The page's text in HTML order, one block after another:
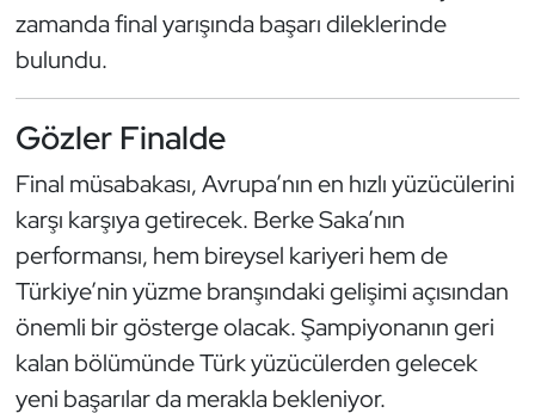
zamanda final yarışında başarı dileklerinde
bulundu.
Gözler Finalde
Final müsabakası, Avrupa’nın en hızlı yüzücülerini
karşı karşıya getirecek. Berke Saka’nın
performansı, hem bireysel kariyeri hem de
Türkiye’nin yüzme branşındaki gelişimi açısından
önemli bir gösterge olacak. Şampiyonanın geri
kalan bölümünde Türk yüzücülerden gelecek
yeni başarılar da merakla bekleniyor.
Kürek
Modern Pentatlon
Motor Sporları
Muay Thai
Okçuluk
Optimist